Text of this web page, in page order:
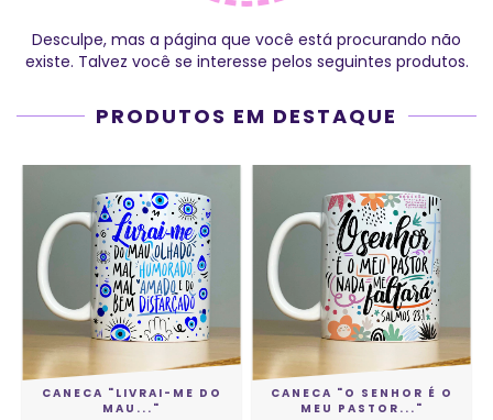
Desculpe, mas a página que você está procurando não
existe. Talvez você se interesse pelos seguintes produtos.
PRODUTOS EM DESTAQUE
CANECA "LIVRAI-ME DO
MAU..."
CANECA "O SENHOR É O
MEU PASTOR..."